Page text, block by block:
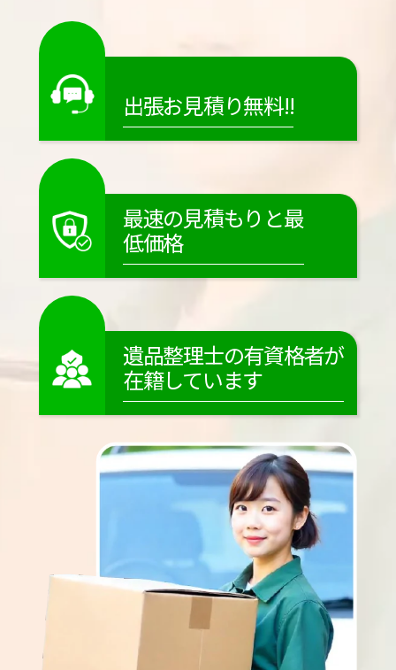
出張お見積り無料!!
最速の見積もりと最
低価格
遺品整理士の有資格者が
在籍しています